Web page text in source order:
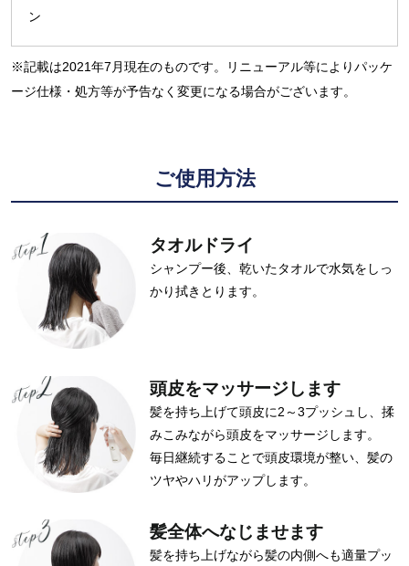
ン
※記載は2021年7月現在のものです。リニューアル等によりパッケ
ージ仕様・処方等が予告なく変更になる場合がございます。
ご使用方法
タオルドライ
シャンプー後、乾いたタオルで水気をしっ
かり拭きとります。
頭皮をマッサージします
髪を持ち上げて頭皮に2～3プッシュし、揉
みこみながら頭皮をマッサージします。
毎日継続することで頭皮環境が整い、髪の
ツヤやハリがアップします。
髪全体へなじませます
髪を持ち上げながら髪の内側へも適量プッ